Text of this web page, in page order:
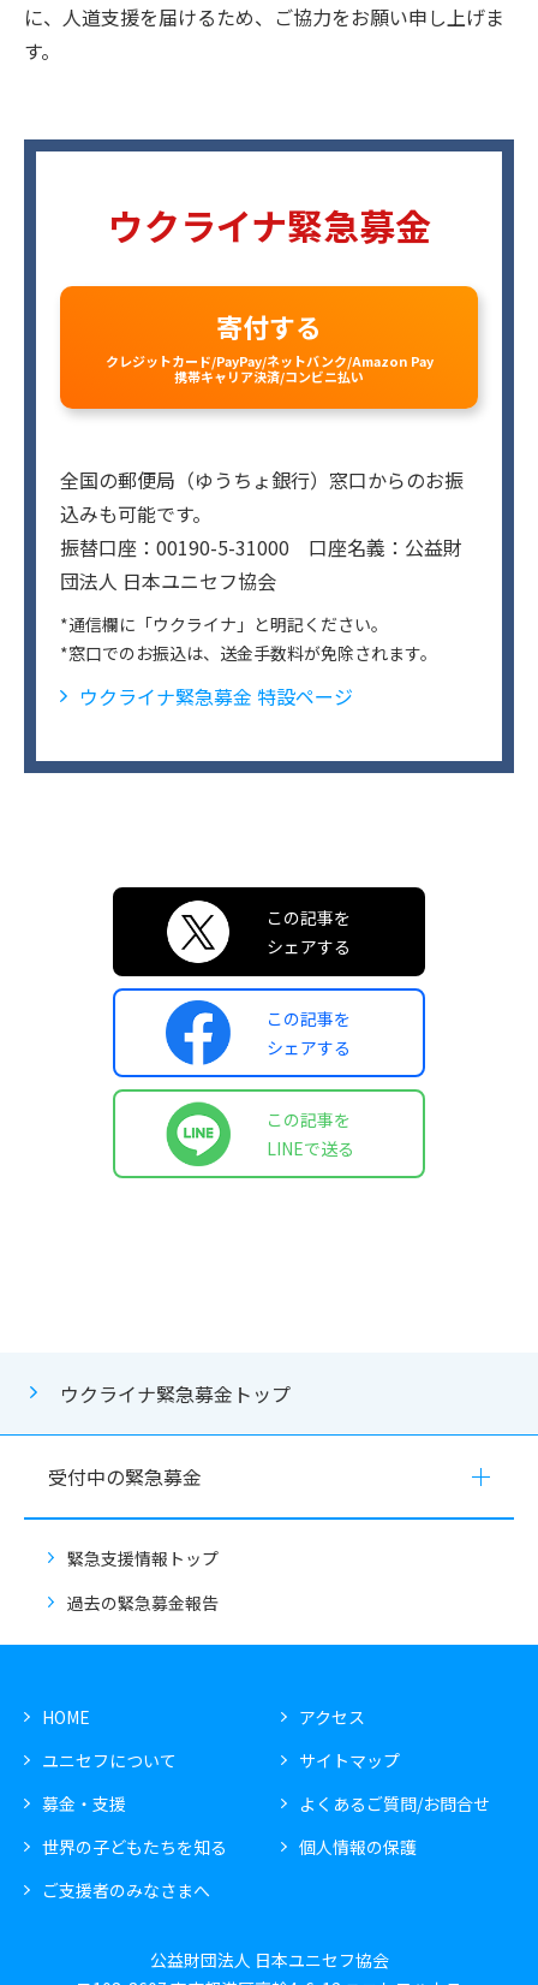
に、人道支援を届けるため、ご協力をお願い申し上げま
す。
ウクライナ緊急募金
寄付する
クレジットカード/PayPay/ネットバンク/Amazon Pay
携帯キャリア決済/コンビニ払い
全国の郵便局（ゆうちょ銀行）窓口からのお振
込みも可能です。
振替口座：00190-5-31000 口座名義：公益財
団法人 日本ユニセフ協会
*通信欄に「ウクライナ」と明記ください。
*窓口でのお振込は、送金手数料が免除されます。
ウクライナ緊急募金 特設ページ
この記事を
シェアする
この記事を
シェアする
この記事を
LINEで送る
ウクライナ緊急募金トップ
受付中の緊急募金
緊急支援情報トップ
過去の緊急募金報告
HOME
ユニセフについて
募金・支援
世界の子どもたちを知る
ご支援者のみなさまへ
アクセス
サイトマップ
よくあるご質問/お問合せ
個人情報の保護
公益財団法人 日本ユニセフ協会